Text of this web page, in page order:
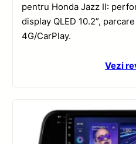
pentru Honda Jazz II:
display QLED 10.2”,
4G/CarPlay.
Vezi